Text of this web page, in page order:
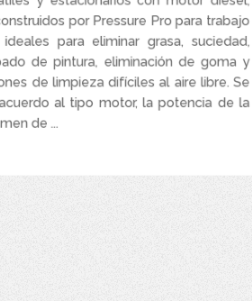
por Pressure Pro para trabajo
para eliminar grasa, suciedad,
de pintura, eliminación de goma y
de limpieza difíciles al aire libre. Se
al tipo motor, la potencia de la
de ...